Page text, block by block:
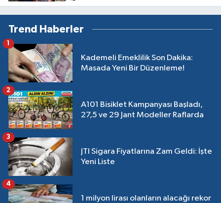
Trend Haberler
Kademeli Emeklilik Son Dakika:
Masada Yeni Bir Düzenleme!
1
A101 Bisiklet Kampanyası Başladı,
27,5 ve 29 Jant Modeller Raflarda
2
JTI Sigara Fiyatlarına Zam Geldi: İşte
Yeni Liste
3
1 milyon lirası olanların alacağı rekor
4